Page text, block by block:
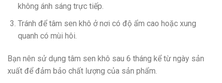
không ánh sáng trực tiếp.
Tránh để tâm sen khô ở nơi có độ ẩm cao hoặc xung
quanh có mùi hôi.
Bạn nên sử dụng tâm sen khô sau 6 tháng kể từ ngày sản
xuất để đảm bảo chất lượng của sản phẩm.